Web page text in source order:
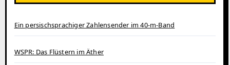
Ein persischsprachiger Zahlensender im 40‑m‑Band
WSPR: Das Flüstern im Äther